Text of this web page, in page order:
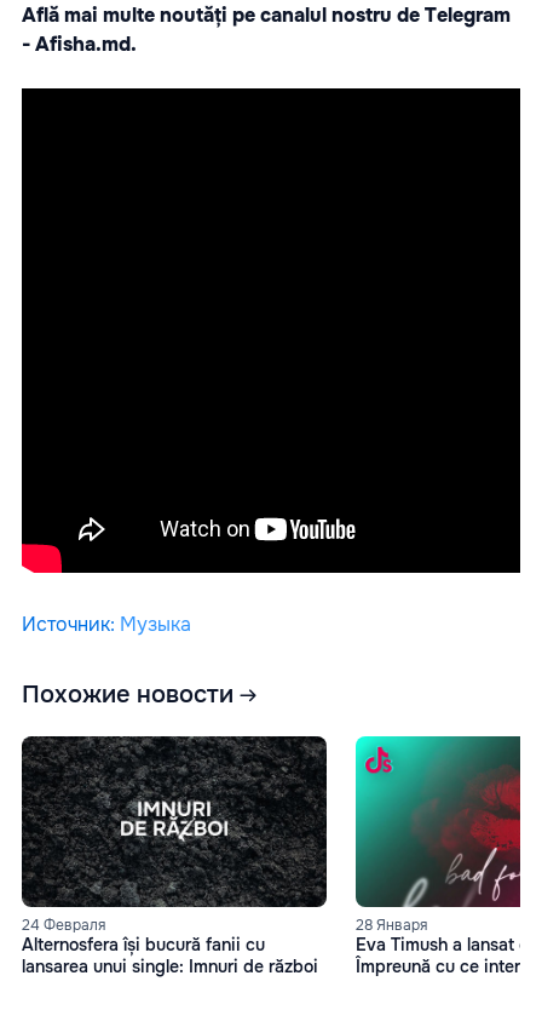
Află mai multe noutăți pe canalul nostru de Telegram
-Afisha.md.
Источник: Музыка
Похожие новости
24 Февраля
Alternosfera își bucură fanii cu
lansarea unui single: Imnuri de război
28 Января
Eva Timush a lansat o
Împreună cu ce